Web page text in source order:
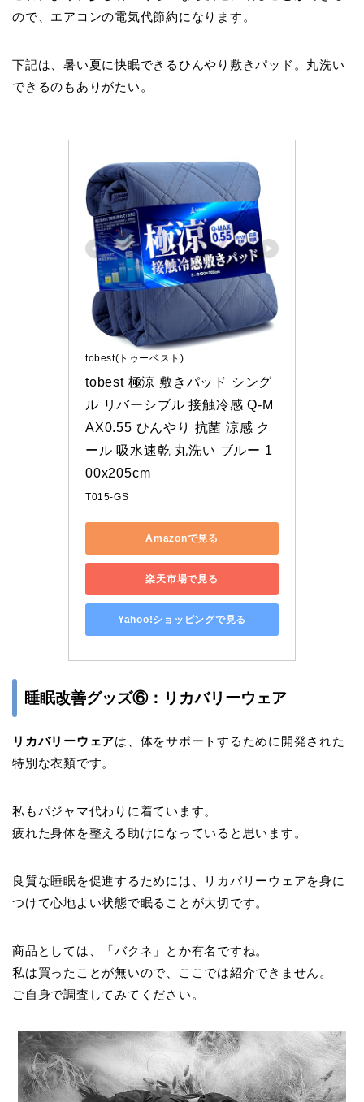
ので、エアコンの電気代節約になります。
下記は、暑い夏に快眠できるひんやり敷きパッド。丸洗い
できるのもありがたい。
tobest(トゥーベスト)
tobest 極涼 敷きパッド シング
ル リバーシブル 接触冷感 Q-M
AX0.55 ひんやり 抗菌 涼感 ク
ール 吸水速乾 丸洗い ブルー 1
00x205cm
T015-GS
Amazonで見る
楽天市場で見る
Yahoo!ショッピングで見る
睡眠改善グッズ⑥：リカバリーウェア
リカバリーウェアは、体をサポートするために開発された
特別な衣類です。
私もパジャマ代わりに着ています。
疲れた身体を整える助けになっていると思います。
良質な睡眠を促進するためには、リカバリーウェアを身に
つけて心地よい状態で眠ることが大切です。
商品としては、「バクネ」とか有名ですね。
私は買ったことが無いので、ここでは紹介できません。
ご自身で調査してみてください。